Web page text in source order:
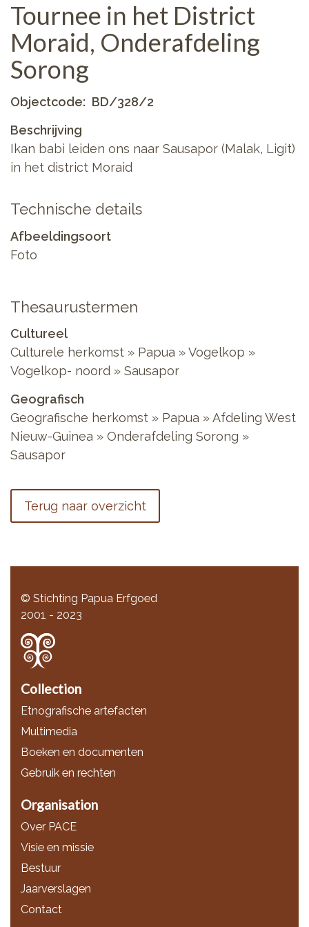
Tournee in het District
Moraid, Onderafdeling
Sorong
Objectcode
BD/328/2
Beschrijving
Ikan babi leiden ons naar Sausapor (Malak, Ligit)
in het district Moraid
Technische details
Afbeeldingsoort
Foto
Thesaurustermen
Cultureel
Culturele herkomst » Papua » Vogelkop »
Vogelkop- noord » Sausapor
Geografisch
Geografische herkomst » Papua » Afdeling West
Nieuw-Guinea » Onderafdeling Sorong »
Sausapor
Terug naar overzicht
© Stichting Papua Erfgoed
2001 - 2023
Collection
Etnografische artefacten
Multimedia
Boeken en documenten
Gebruik en rechten
Organisation
Over PACE
Visie en missie
Bestuur
Jaarverslagen
Contact